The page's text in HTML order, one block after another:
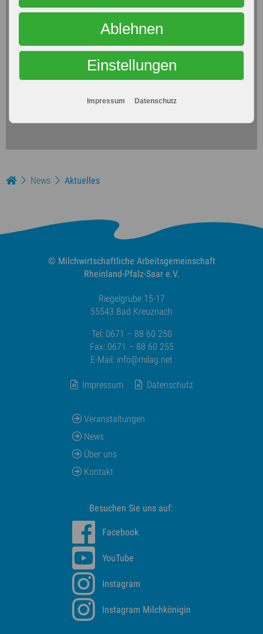
Mit dem Laden des Videos akzeptieren Sie die
Datenschutzerklärung von Youtube.
Mehr erfahren
Dieses Video laden
News Aktuelles
© Milchwirtschaftliche Arbeitsgemeinschaft
Rheinland-Pfalz-Saar e.V.
Riegelgrube 15-17
55543 Bad Kreuznach
Tel: 0671 – 88 60 250
Fax: 0671 – 88 60 255
E-Mail: info@milag.net
Impressum Datenschutz
Veranstaltungen
News
Über uns
Kontakt
Besuchen Sie uns auf:
Facebook
YouTube
Instagram
Instagram Milchkönigin
Impressum Datenschutz
Einstellungen
Ablehnen